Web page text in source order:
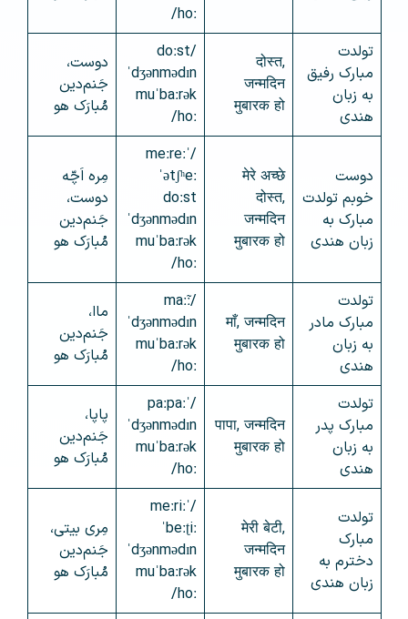
hoː/
تولدت
مبارک رفیق
به زبان
هندی
दोस्त,
जन्मदिन
मुबारक हो
/doːst
ˈdʒənmədɪn
muˈbaːrək
hoː/
دوست،
جَنم‌دین
مُبارَک هو
دوست
خوبم تولدت
مبارک به
زبان هندی
मेरे अच्छे
दोस्त,
जन्मदिन
मुबारक हो
/ˈmeːreː
ˈətʃʰeː
doːst
ˈdʒənmədɪn
muˈbaːrək
hoː/
مِره اَچّه
دوست،
جَنم‌دین
مُبارَک هو
تولدت
مبارک مادر
به زبان
هندی
माँ, जन्मदिन
मुबारक हो
/maː̃ː
ˈdʒənmədɪn
muˈbaːrək
hoː/
ماا،
جَنم‌دین
مُبارَک هو
تولدت
مبارک پدر
به زبان
هندی
पापा, जन्मदिन
मुबारक हो
/ˈpaːpaː
ˈdʒənmədɪn
muˈbaːrək
hoː/
پاپا،
جَنم‌دین
مُبارَک هو
تولدت
مبارک
دخترم به
زبان هندی
मेरी बेटी,
जन्मदिन
मुबारक हो
/ˈmeːriː
ˈbeːʈiː
ˈdʒənmədɪn
muˈbaːrək
hoː/
مِری بیتی،
جَنم‌دین
مُبارَک هو